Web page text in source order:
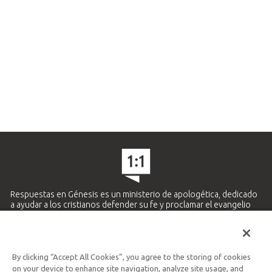
Respuestas en Génesis es un ministerio de apologética, dedicado
a ayudar a los cristianos defender su fe y proclamar el evangelio
Ministerio Hispano y Latinoamericano
By clicking “Accept All Cookies”, you agree to the storing of cookies
on your device to enhance site navigation, analyze site usage, and